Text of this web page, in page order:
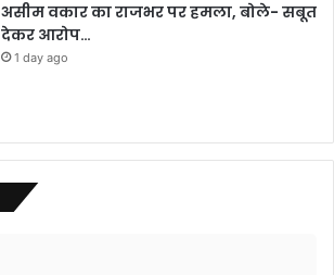
असीम वकार का राजभर पर हमला, बोले- सबूत
देकर आरोप…
1 day ago